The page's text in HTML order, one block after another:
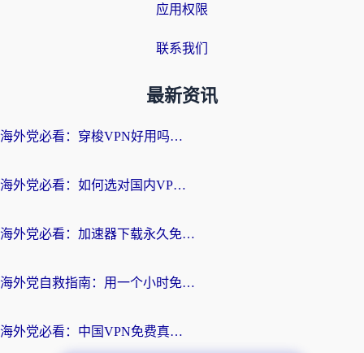
应用权限
联系我们
最新资讯
海外党必看：穿梭VPN好用吗？和云帆VPN对比哪个回国效果更好？附真实测评+避坑指南
海外党必看：如何选对国内VPN，实现无缝访问国内资源？
海外党必看：加速器下载永久免费版真的存在吗？教你无缝访问国内资源的正确姿势
海外党自救指南：用一个小时免费加速器，轻松打破国内资源访问壁垒？
海外党必看：中国VPN免费真的靠谱吗？手把手教你选对回国加速器